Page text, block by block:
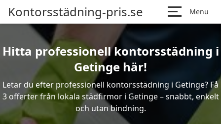
Kontorsstädning-pris.se Menu
Hitta professionell kontorsstädning i
Getinge här!
Letar du efter professionell kontorsstädning i Getinge? Få
3 offerter från lokala städfirmor i Getinge – snabbt, enkelt
och utan bindning.